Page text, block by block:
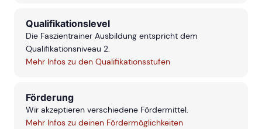
Qualifikationslevel
Die Faszientrainer Ausbildung entspricht dem
Qualifikationsniveau 2.
Mehr Infos zu den Qualifikationsstufen
Förderung
Wir akzeptieren verschiedene Fördermittel.
Mehr Infos zu deinen Fördermöglichkeiten